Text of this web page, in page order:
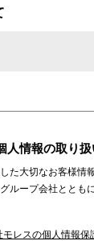
人情報の取り
た大切なお客様情
ループ会社ととも
モレスの個人情報保